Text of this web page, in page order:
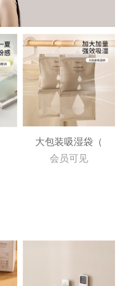
大包装吸湿袋（
会员可见